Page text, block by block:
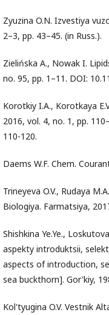
Zyuzina O.N. Izvestiya
2–3, pp. 43–45. (in Russ.).
Zielińska А., Nowak I.
no. 95, pp. 1–11. DOI:
Korotkiy I.A., Korotkaya
2016, vol. 4, no. 1, pp.
110-120.
Daems W.F. Chem.
Trineyeva O.V., Rudaya
Biologiya. Farmatsiya,
Shishkina Ye.Ye.,
aspekty introduktsii,
aspects of introduction,
sea buckthorn]. Gor'kiy,
Kol'tyugina O.V. Vestnik